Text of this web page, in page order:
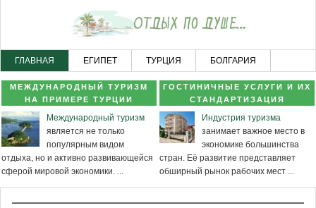
ГЛАВНАЯ ЕГИПЕТ ТУРЦИЯ БОЛГАРИЯ
ЧЕРНОГОРИЯ НОВОСТНОЙ РАЗДЕЛ КАРТА САЙТА
МЕЖДУНАРОДНЫЙ ТУРИЗМ
НА ПРИМЕРЕ ТУРЦИИ
Международный туризм
является не только
популярным видом
отдыха, но и активно развивающейся
сферой мировой экономики. ...
ГОСТИНИЧНЫЕ УСЛУГИ И ИХ
СТАНДАРТИЗАЦИЯ
Индустрия туризма
занимает важное место в
экономике большинства
стран. Её развитие представляет
обширный рынок рабочих мест ...